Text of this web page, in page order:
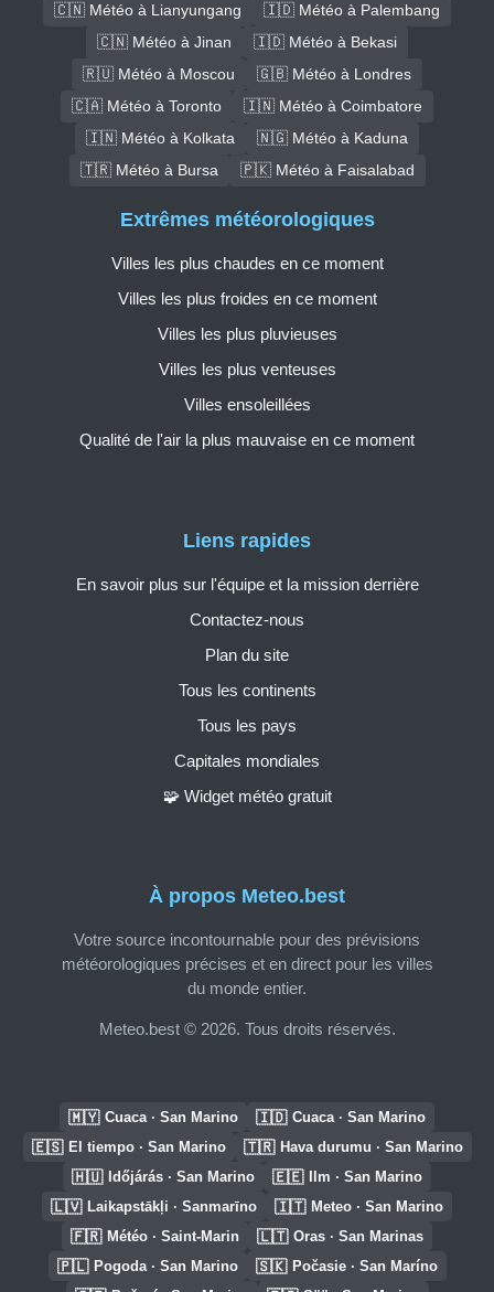
🇨🇳 Météo à Lianyungang
🇮🇩 Météo à Palembang
🇨🇳 Météo à Jinan
🇮🇩 Météo à Bekasi
🇷🇺 Météo à Moscou
🇬🇧 Météo à Londres
🇨🇦 Météo à Toronto
🇮🇳 Météo à Coimbatore
🇮🇳 Météo à Kolkata
🇳🇬 Météo à Kaduna
🇹🇷 Météo à Bursa
🇵🇰 Météo à Faisalabad
À propos Meteo.best
Votre source incontournable pour des prévisions
météorologiques précises et en direct pour les villes
du monde entier.
Meteo.best © 2026. Tous droits réservés.
Liens rapides
En savoir plus sur l'équipe et la mission derrière
Contactez-nous
Plan du site
Tous les continents
Tous les pays
Capitales mondiales
🧩 Widget météo gratuit
Extrêmes météorologiques
Villes les plus chaudes en ce moment
Villes les plus froides en ce moment
Villes les plus pluvieuses
Villes les plus venteuses
Villes ensoleillées
Qualité de l'air la plus mauvaise en ce moment
🇲🇾 Cuaca · San Marino 🇮🇩 Cuaca · San Marino
🇪🇸 El tiempo · San Marino 🇹🇷 Hava durumu · San Marino
🇭🇺 Időjárás · San Marino 🇪🇪 Ilm · San Marino
🇱🇻 Laikapstākļi · Sanmarīno 🇮🇹 Meteo · San Marino
🇫🇷 Météo · Saint-Marin 🇱🇹 Oras · San Marinas
🇵🇱 Pogoda · San Marino 🇸🇰 Počasie · San Maríno